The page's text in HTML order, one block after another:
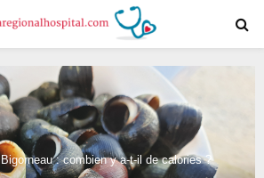
Bigorneau : combien y a-t-il de calories ?